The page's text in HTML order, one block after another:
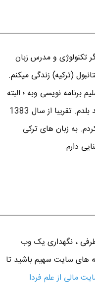
تکنولوژی و مدرس زبان
(ترکیه) زندگی میکنم.
برنامه نویسی وبه ؛ البته
کمی هم برنامه نویسی اندروید بلدم. تقریبا از سال 1383
به زبان های ترکی
دارم.
، نگهداری یک وب
های سایت سهیم باشید تا
مالی از علم فردا